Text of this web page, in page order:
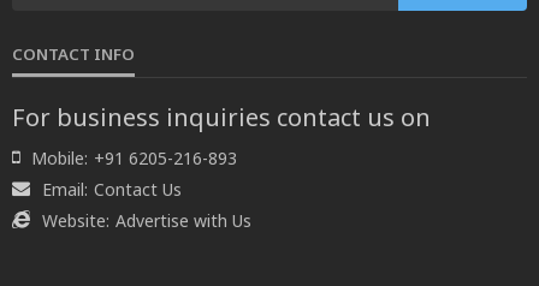
CONTACT INFO
For business inquiries contact us on
Mobile: +91 6205-216-893
Email: Contact Us
Website: Advertise with Us